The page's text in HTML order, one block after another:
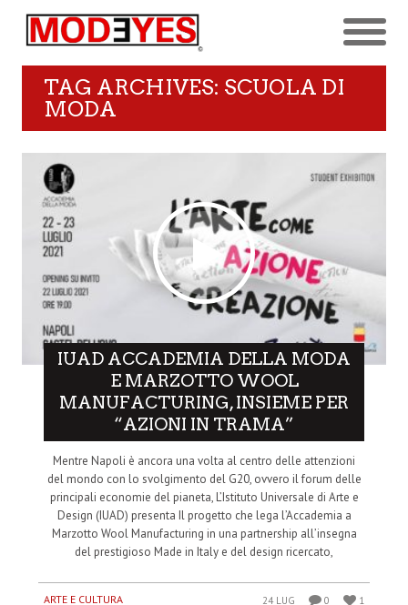
TAG ARCHIVES: SCUOLA DI
MODA
IUAD ACCADEMIA DELLA MODA
E MARZOTTO WOOL
MANUFACTURING, INSIEME PER
“AZIONI IN TRAMA”
Mentre Napoli è ancora una volta al centro delle attenzioni
del mondo con lo svolgimento del G20, ovvero il forum delle
principali economie del pianeta, L’Istituto Universale di Arte e
Design (IUAD) presenta Il progetto che lega l’Accademia a
Marzotto Wool Manufacturing in una partnership all’insegna
del prestigioso Made in Italy e del design ricercato,
ARTE E CULTURA 24 LUG 0 1